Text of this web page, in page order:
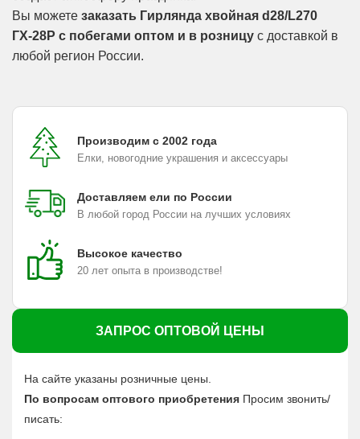
Вы можете заказать Гирлянда хвойная d28/L270
ГХ-28P с побегами оптом и в розницу с доставкой в
любой регион России.
Производим с 2002 года
Елки, новогодние украшения и аксессуары
Доставляем ели по России
В любой город России на лучших условиях
Высокое качество
20 лет опыта в производстве!
ЗАПРОС ОПТОВОЙ ЦЕНЫ
На сайте указаны розничные цены.
По вопросам оптового приобретения Просим звонить/
писать: